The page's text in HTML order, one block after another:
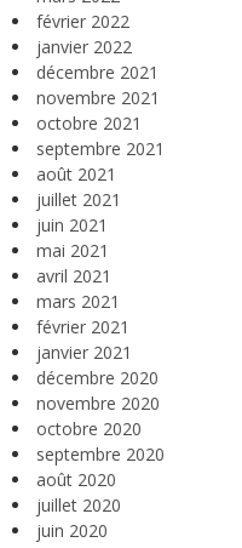
février 2022
janvier 2022
décembre 2021
novembre 2021
octobre 2021
septembre 2021
août 2021
juillet 2021
juin 2021
mai 2021
avril 2021
mars 2021
février 2021
janvier 2021
décembre 2020
novembre 2020
octobre 2020
septembre 2020
août 2020
juillet 2020
juin 2020